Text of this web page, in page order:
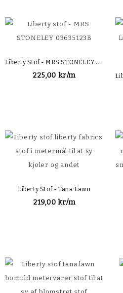
L
Iberty Stof - MRS STONELEY 03635123B
225,00 kr/m
Liberty Stof - Tana Lawn
219,00 kr/m